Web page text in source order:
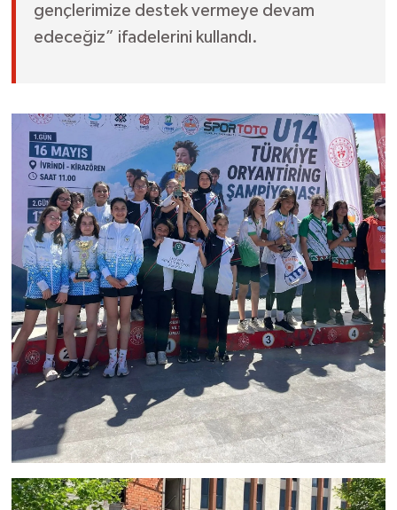
gençlerimize destek vermeye devam
edeceğiz” ifadelerini kullandı.